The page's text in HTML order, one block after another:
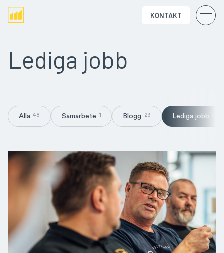
KONTAKT
Lediga jobb
Alla 48 Samarbete 1 Blogg 23 Lediga jobb